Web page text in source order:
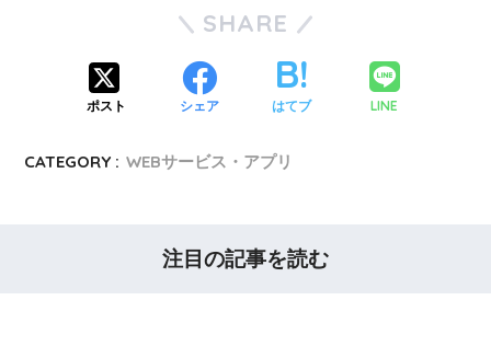
SHARE
ポスト シェア はてブ LINE
CATEGORY : WEBサービス・アプリ
注目の記事を読む